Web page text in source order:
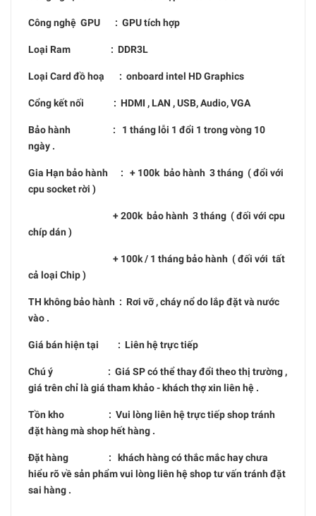
Công nghệ GPU : GPU tích hợp
Loại Ram : DDR3L
Loại Card đồ hoạ : onboard intel HD Graphics
Cổng kết nối : HDMI , LAN , USB, Audio, VGA
Bảo hành : 1 tháng lỗi 1 đổi 1 trong vòng 10
ngày .
Gia Hạn bảo hành : + 100k bảo hành 3 tháng ( đổi với
cpu socket rời )
+ 200k bảo hành 3 tháng ( đối với cpu
chíp dán )
+ 100k / 1 tháng bảo hành ( đối với tất
cả loại Chip )
TH không bảo hành : Rơi vỡ , cháy nổ do lắp đặt và nước
vào .
Giá bán hiện tại : Liên hệ trực tiếp
Chú ý : Giá SP có thể thay đổi theo thị trường ,
giá trên chỉ là giá tham khảo - khách thợ xin liên hệ .
Tồn kho : Vui lòng liên hệ trực tiếp shop tránh
đặt hàng mà shop hết hàng .
Đặt hàng : khách hàng có thắc mắc hay chưa
hiểu rõ về sản phẩm vui lòng liên hệ shop tư vấn tránh đặt
sai hàng .